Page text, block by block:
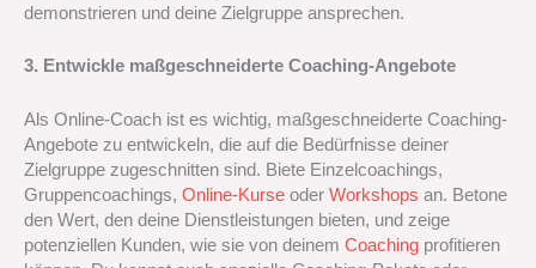
demonstrieren und deine Zielgruppe ansprechen.
3. Entwickle maßgeschneiderte Coaching-Angebote
Als Online-Coach ist es wichtig, maßgeschneiderte Coaching-
Angebote zu entwickeln, die auf die Bedürfnisse deiner
Zielgruppe zugeschnitten sind. Biete Einzelcoachings,
Gruppencoachings, Online-Kurse oder Workshops an. Betone
den Wert, den deine Dienstleistungen bieten, und zeige
potenziellen Kunden, wie sie von deinem Coaching profitieren